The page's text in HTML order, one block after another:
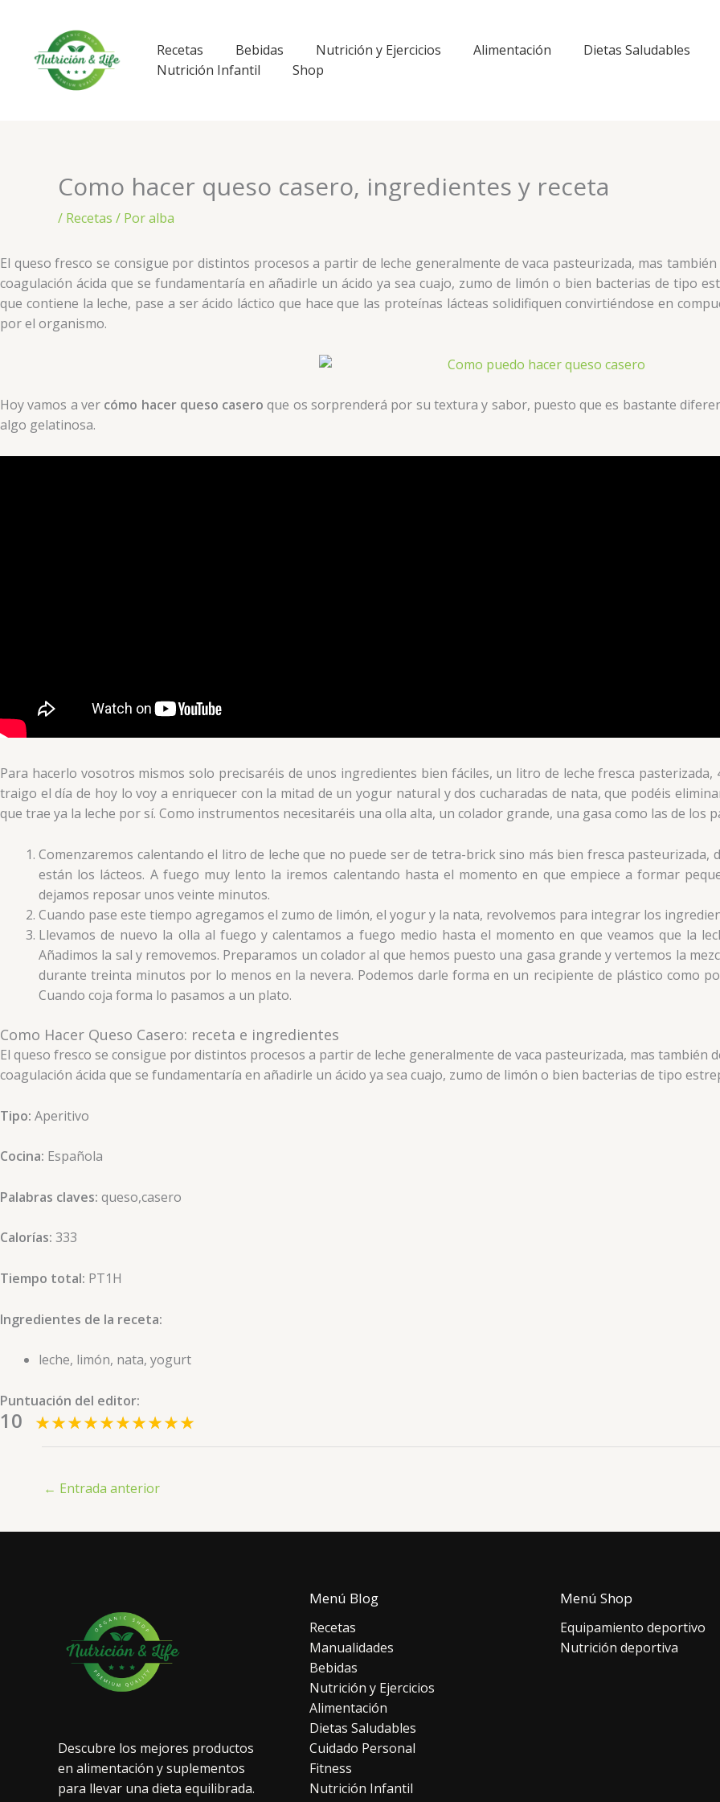
contenido
Recetas Bebidas Nutrición y Ejercicios Alimentación Dietas Saludables
Nutrición Infantil
Shop
Como hacer queso casero, ingredientes y receta
/ Recetas / Poralba
El queso fresco se consigue por distintos procesos a partir de leche generalmente de vaca pasteurizada, mas
coagulación ácida que se fundamentaría en añadirle un ácido ya sea cuajo, zumo de limón o bien bacterias de tipo
que contiene la leche, pase a ser ácido láctico que hace que las proteínas lácteas solidifiquen convirtiéndose en
por el organismo.
Hoy vamos a ver cómo hacer queso casero que os sorprenderá por su textura y sabor, puesto que es bastante
algo gelatinosa.
Para hacerlo vosotros mismos solo precisaréis de unos ingredientes bien fáciles, un litro de leche fresca
traigo el día de hoy lo voy a enriquecer con la mitad de un yogur natural y dos cucharadas de nata, que podéis
que trae ya la leche por sí. Como instrumentos necesitaréis una olla alta, un colador grande, una gasa como las de los
Comenzaremos calentando el litro de leche que no puede ser de tetra-brick sino más bien fresca pasteurizada,
están los lácteos. A fuego muy lento la iremos calentando hasta el momento en que empiece a formar
dejamos reposar unos veinte minutos.
Cuando pase este tiempo agregamos el zumo de limón, el yogur y la nata, revolvemos para integrar los
Llevamos de nuevo la olla al fuego y calentamos a fuego medio hasta el momento en que veamos que la
Añadimos la sal y removemos. Preparamos un colador al que hemos puesto una gasa grande y vertemos la
durante treinta minutos por lo menos en la nevera. Podemos darle forma en un recipiente de plástico como
Cuando coja forma lo pasamos a un plato.
Como Hacer Queso Casero: receta e ingredientes
El queso fresco se consigue por distintos procesos a partir de leche generalmente de vaca pasteurizada, mas también
coagulación ácida que se fundamentaría en añadirle un ácido ya sea cuajo, zumo de limón o bien bacterias de tipo
Tipo: Aperitivo
Cocina: Española
Palabras claves: queso,casero
Calorías: 333
Tiempo total: PT1H
Ingredientes de la receta:
leche, limón, nata, yogurt
Puntuación del editor:
10
← Entrada anterior
Descubre los mejores productos
en alimentación y suplementos
para llevar una dieta equilibrada.
Menú Blog
Recetas
Manualidades
Bebidas
Nutrición y Ejercicios
Alimentación
Dietas Saludables
Cuidado Personal
Fitness
Nutrición Infantil
Menú Shop
Equipamiento deportivo
Nutrición deportiva